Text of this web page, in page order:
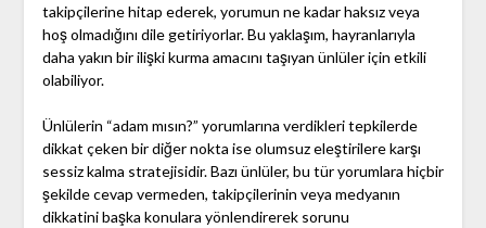
takipçilerine hitap ederek, yorumun ne kadar haksız veya
hoş olmadığını dile getiriyorlar. Bu yaklaşım, hayranlarıyla
daha yakın bir ilişki kurma amacını taşıyan ünlüler için etkili
olabiliyor.
Ünlülerin “adam mısın?” yorumlarına verdikleri tepkilerde
dikkat çeken bir diğer nokta ise olumsuz eleştirilere karşı
sessiz kalma stratejisidir. Bazı ünlüler, bu tür yorumlara hiçbir
şekilde cevap vermeden, takipçilerinin veya medyanın
dikkatini başka konulara yönlendirerek sorunu